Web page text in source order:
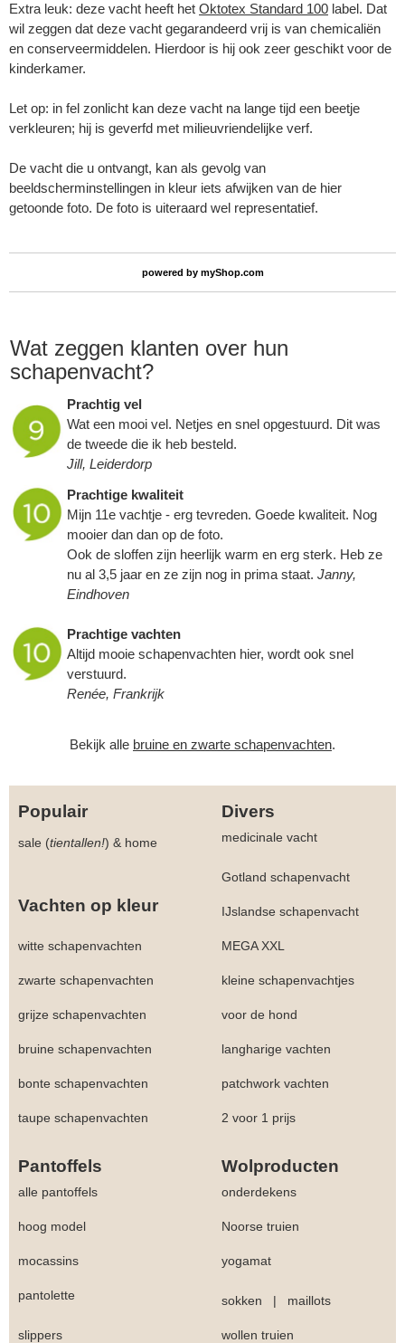
Extra leuk: deze vacht heeft het Oktotex Standard 100 label. Dat
wil zeggen dat deze vacht gegarandeerd vrij is van chemicaliën
en conserveermiddelen. Hierdoor is hij ook zeer geschikt voor de
kinderkamer.
Let op: in fel zonlicht kan deze vacht na lange tijd een beetje
verkleuren; hij is geverfd met milieuvriendelijke verf.
De vacht die u ontvangt, kan als gevolg van
beeldscherminstellingen in kleur iets afwijken van de hier
getoonde foto. De foto is uiteraard wel representatief.
powered by myShop.com
Wat zeggen klanten over hun
schapenvacht?
Prachtig vel
Wat een mooi vel. Netjes en snel opgestuurd. Dit was
de tweede die ik heb besteld.
Jill, Leiderdorp
Prachtige kwaliteit
Mijn 11e vachtje - erg tevreden. Goede kwaliteit. Nog
mooier dan dan op de foto.
Ook de sloffen zijn heerlijk warm en erg sterk. Heb ze
nu al 3,5 jaar en ze zijn nog in prima staat. Janny,
Eindhoven
Prachtige vachten
Altijd mooie schapenvachten hier, wordt ook snel
verstuurd.
Renée, Frankrijk
Bekijk alle bruine en zwarte schapenvachten.
Populair Divers
sale (tientallen!) & home medicinale vacht
Gotland schapenvacht
Vachten op kleur IJslandse schapenvacht
witte schapenvachten MEGA XXL
zwarte schapenvachten kleine schapenvachtjes
grijze schapenvachten voor de hond
bruine schapenvachten langharige vachten
bonte schapenvachten patchwork vachten
taupe schapenvachten 2 voor 1 prijs
Pantoffels Wolproducten
alle pantoffels onderdekens
hoog model Noorse truien
mocassins yogamat
pantolette sokken | maillots
slippers wollen truien